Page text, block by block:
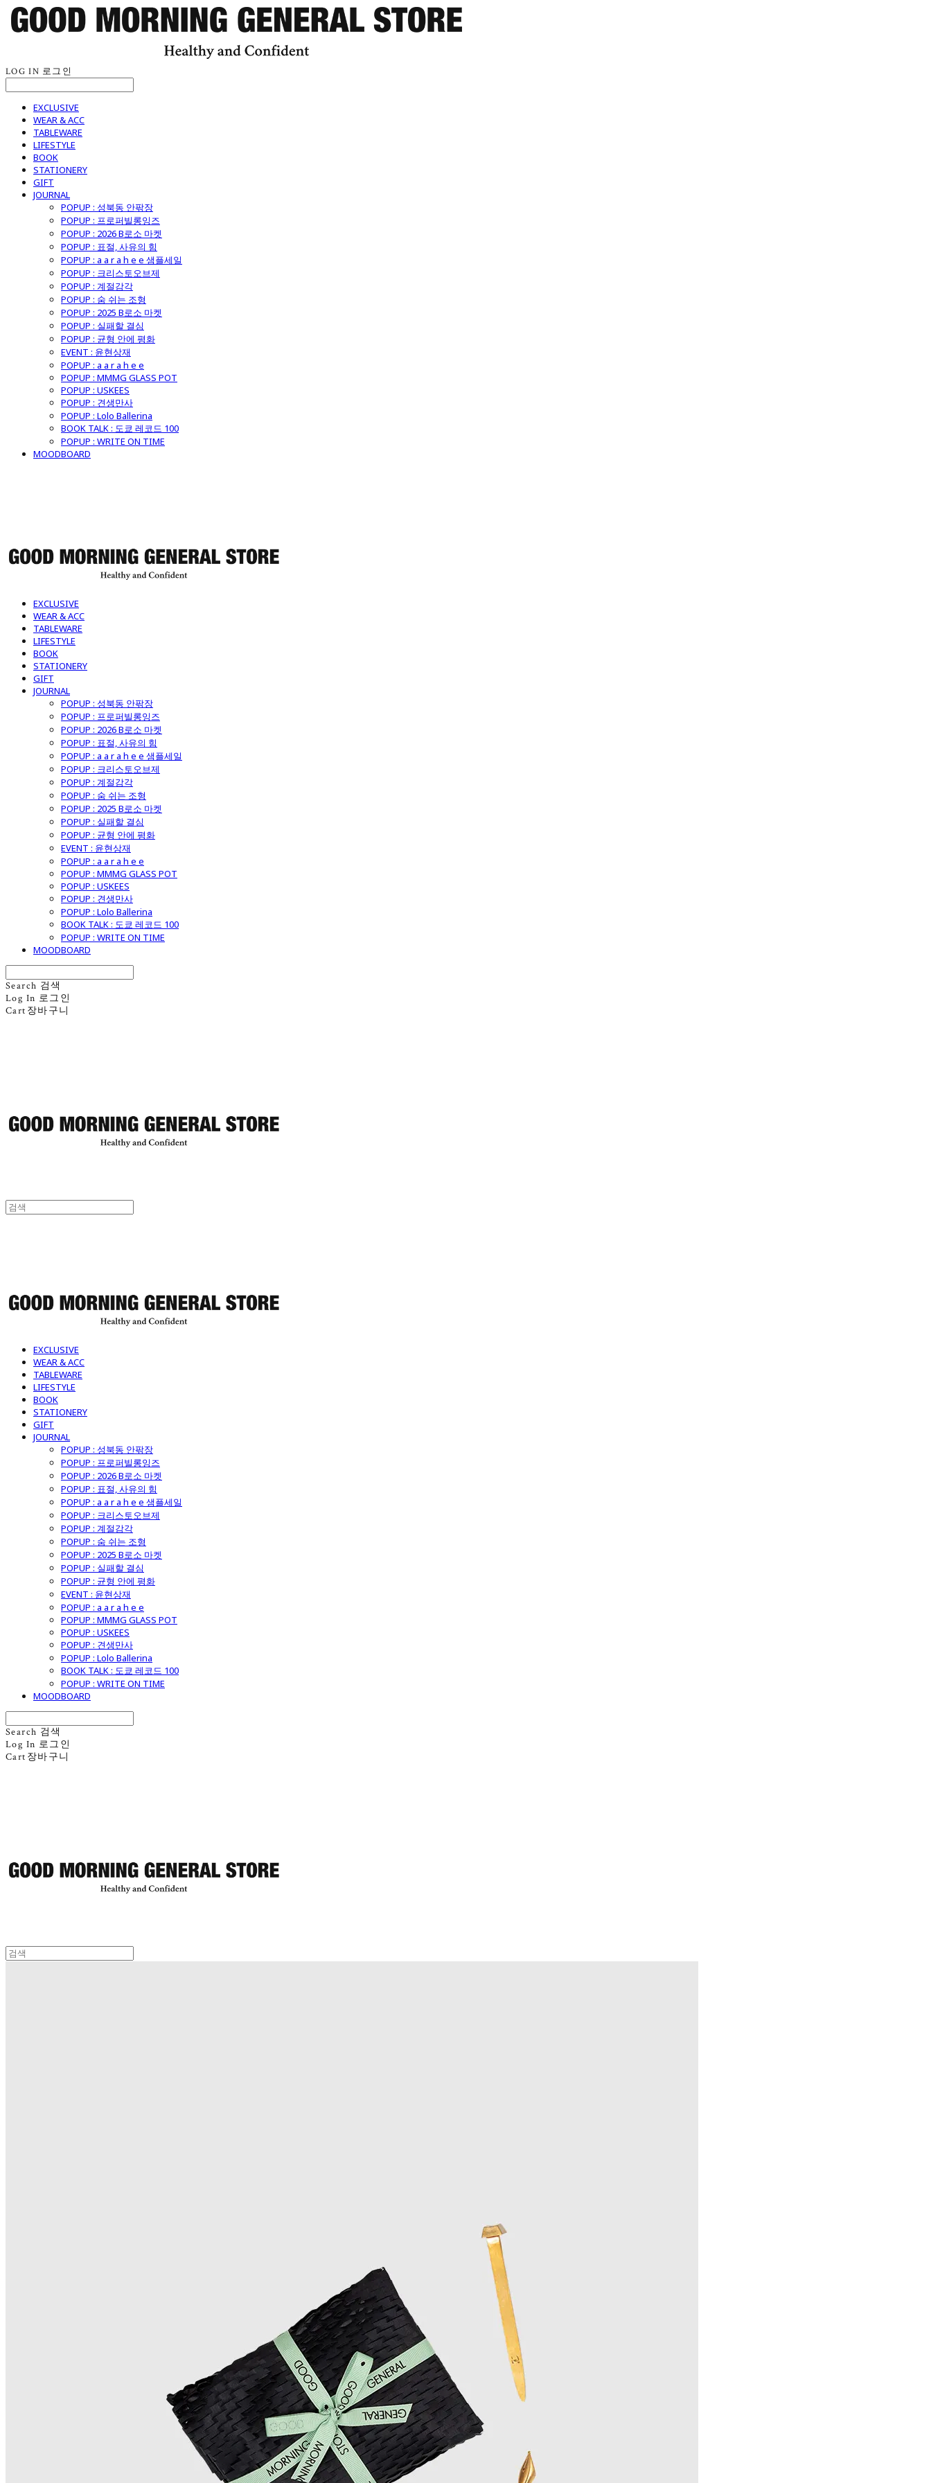
LOG IN 로그인
EXCLUSIVE
WEAR & ACC
TABLEWARE
LIFESTYLE
BOOK
STATIONERY
GIFT
JOURNAL
POPUP : 성북동 안팎장
POPUP : 프로퍼빌롱잉즈
POPUP : 2026 B로소 마켓
POPUP : 표절, 사유의 힘
POPUP : a a r a h e e 샘플세일
POPUP : 크리스토오브제
POPUP : 계절감각
POPUP : 숨 쉬는 조형
POPUP : 2025 B로소 마켓
POPUP : 실패할 결심
POPUP : 균형 안에 평화
EVENT : 윤현상재
POPUP : a a r a h e e
POPUP : MMMG GLASS POT
POPUP : USKEES
POPUP : 견생만사
POPUP : Lolo Ballerina
BOOK TALK : 도쿄 레코드 100
POPUP : WRITE ON TIME
MOODBOARD
EXCLUSIVE
WEAR & ACC
TABLEWARE
LIFESTYLE
BOOK
STATIONERY
GIFT
JOURNAL
POPUP : 성북동 안팎장
POPUP : 프로퍼빌롱잉즈
POPUP : 2026 B로소 마켓
POPUP : 표절, 사유의 힘
POPUP : a a r a h e e 샘플세일
POPUP : 크리스토오브제
POPUP : 계절감각
POPUP : 숨 쉬는 조형
POPUP : 2025 B로소 마켓
POPUP : 실패할 결심
POPUP : 균형 안에 평화
EVENT : 윤현상재
POPUP : a a r a h e e
POPUP : MMMG GLASS POT
POPUP : USKEES
POPUP : 견생만사
POPUP : Lolo Ballerina
BOOK TALK : 도쿄 레코드 100
POPUP : WRITE ON TIME
MOODBOARD
Search 검색
Log In 로그인
Cart 장바구니
EXCLUSIVE
WEAR & ACC
TABLEWARE
LIFESTYLE
BOOK
STATIONERY
GIFT
JOURNAL
POPUP : 성북동 안팎장
POPUP : 프로퍼빌롱잉즈
POPUP : 2026 B로소 마켓
POPUP : 표절, 사유의 힘
POPUP : a a r a h e e 샘플세일
POPUP : 크리스토오브제
POPUP : 계절감각
POPUP : 숨 쉬는 조형
POPUP : 2025 B로소 마켓
POPUP : 실패할 결심
POPUP : 균형 안에 평화
EVENT : 윤현상재
POPUP : a a r a h e e
POPUP : MMMG GLASS POT
POPUP : USKEES
POPUP : 견생만사
POPUP : Lolo Ballerina
BOOK TALK : 도쿄 레코드 100
POPUP : WRITE ON TIME
MOODBOARD
Search 검색
Log In 로그인
Cart 장바구니